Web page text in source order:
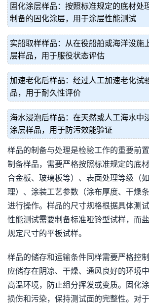
固化涂层样品：按照标准规定的底材处
制备的固化涂层，用于涂层性能测试
实船取样样品：从在役船舶或海洋设施
层样品，用于服役状态评估
加速老化后样品：经过人工加速老化试
品，用于耐久性评价
海水浸泡后样品：在天然或人工海水中
涂层样品，用于防污效能验证
样品的制备与处理是检验工作的重要前
制备样品，需要严格按照标准规定的底
合金板、玻璃板等）、表面处理等级（
理）、涂装工艺参数（涂布厚度、干燥
进行操作。样品的尺寸规格根据具体测
性能测试需要制备标准哑铃型试样，而
规定尺寸的平板试样。
样品的储存和运输条件同样需要严格控
应储存在阴凉、干燥、通风良好的环境
高温环境，防止组分挥发或变质。固化
损伤和污染，保持测试面的完整性。对